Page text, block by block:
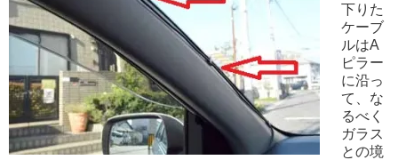
下りた
ケーブ
ルはA
ピラー
に沿っ
て、な
るべく
ガラス
との境